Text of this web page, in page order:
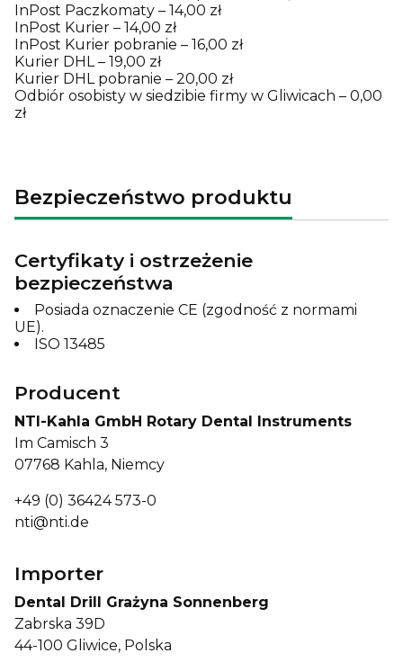
InPost Paczkomaty – 14,00 zł
InPost Kurier – 14,00 zł
InPost Kurier pobranie – 16,00 zł
Kurier DHL – 19,00 zł
Kurier DHL pobranie – 20,00 zł
Odbiór osobisty w siedzibie firmy w Gliwicach – 0,00
zł
Bezpieczeństwo produktu
Certyfikaty i ostrzeżenie
bezpieczeństwa
Posiada oznaczenie CE (zgodność z normami
UE).
ISO 13485
Producent
NTI-Kahla GmbH Rotary Dental Instruments
Im Camisch 3
07768 Kahla, Niemcy
+49 (0) 36424 573-0
nti@nti.de
Importer
Dental Drill Grażyna Sonnenberg
Zabrska 39D
44-100 Gliwice, Polska